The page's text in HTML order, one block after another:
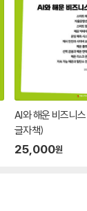
AI와 해운 비즈니
글자책)
25,000원